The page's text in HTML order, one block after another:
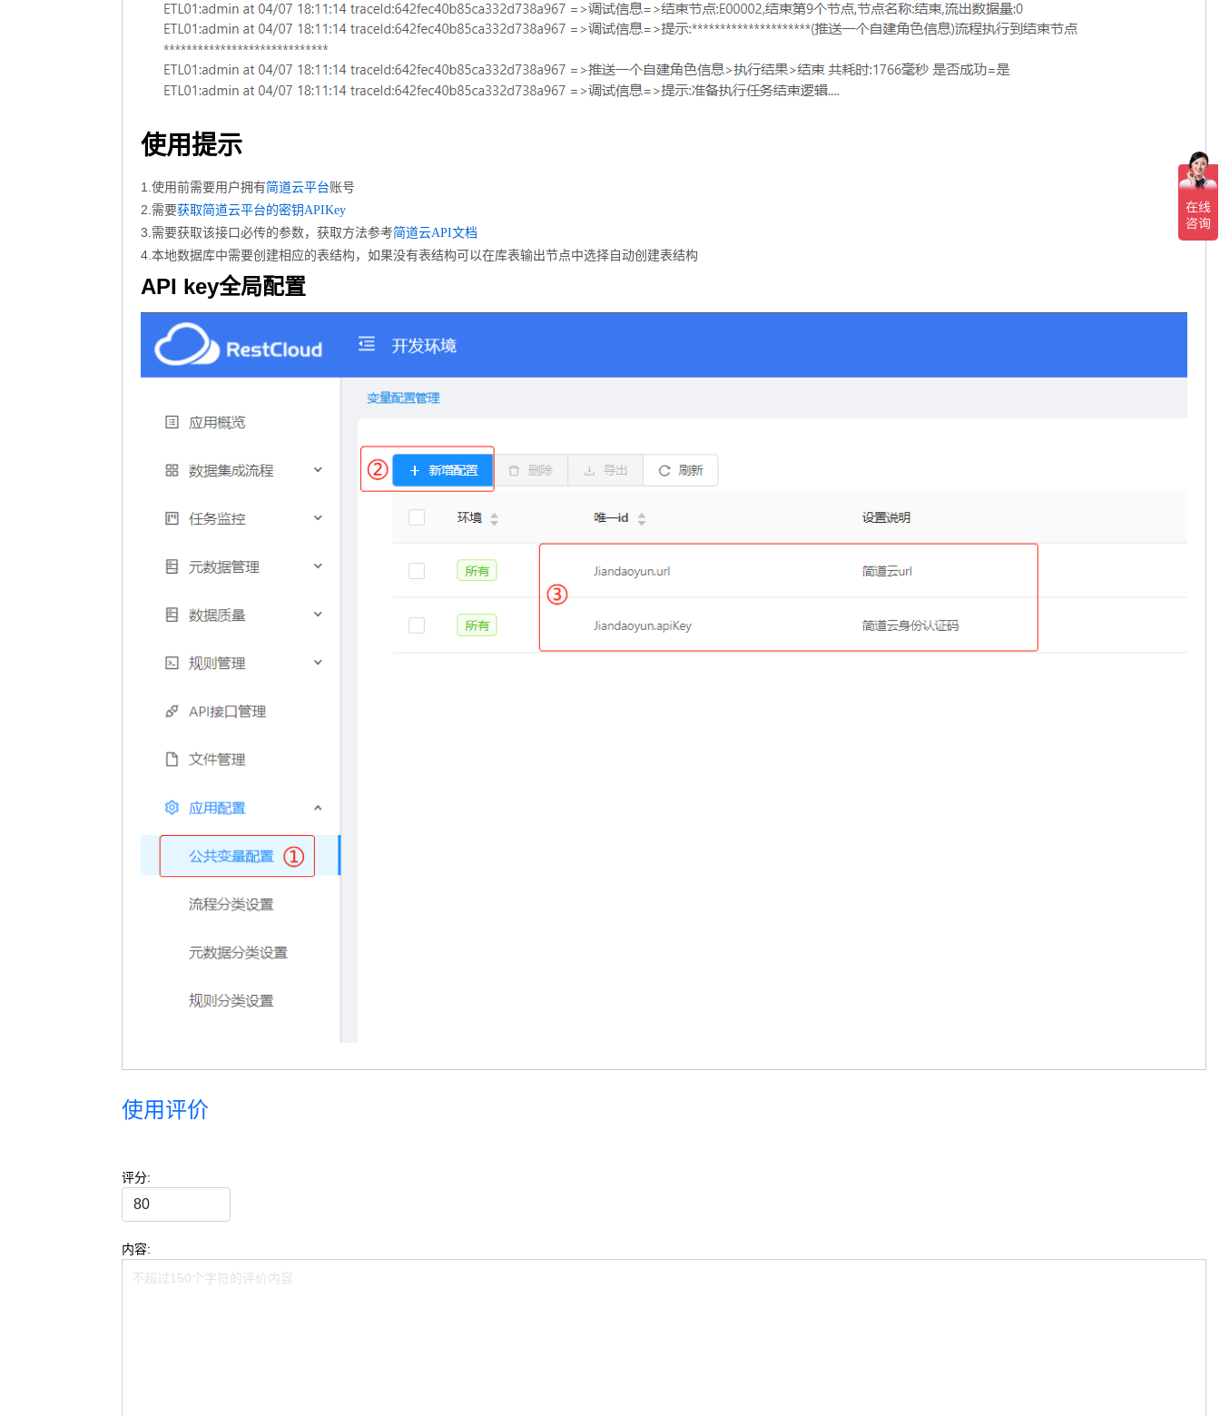
使用提示
1.使用前需要用户拥有简道云平台账号
2.需要获取简道云平台的密钥APIKey
3.需要获取该接口必传的参数，获取方法参考简道云API文档
4.本地数据库中需要创建相应的表结构，如果没有表结构可以在库表输出节点中选择自动创建表结构
API key全局配置
使用评价
评分:
内容: